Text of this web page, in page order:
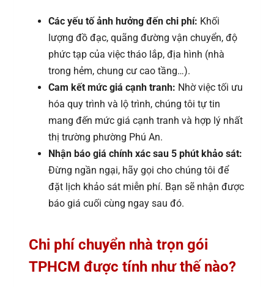
Các yếu tố ảnh hưởng đến chi phí: Khối
lượng đồ đạc, quãng đường vận chuyển, độ
phức tạp của việc tháo lắp, địa hình (nhà
trong hẻm, chung cư cao tầng…).
Cam kết mức giá cạnh tranh: Nhờ việc tối ưu
hóa quy trình và lộ trình, chúng tôi tự tin
mang đến mức giá cạnh tranh và hợp lý nhất
thị trường phường Phú An.
Nhận báo giá chính xác sau 5 phút khảo sát:
Đừng ngần ngại, hãy gọi cho chúng tôi để
đặt lịch khảo sát miễn phí. Bạn sẽ nhận được
báo giá cuối cùng ngay sau đó.
Chi phí chuyển nhà trọn gói
TPHCM được tính như thế nào?